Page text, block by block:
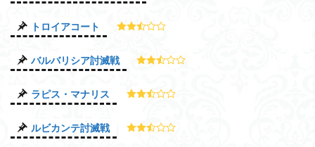
トロイアコート
バルバリシア討滅戦
ラピス・マナリス
ルビカンテ討滅戦